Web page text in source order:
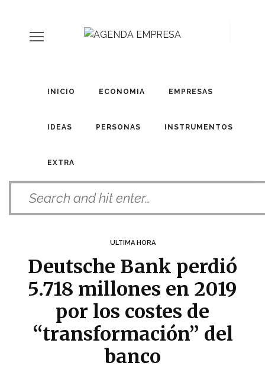
INICIO ECONOMIA EMPRESAS
IDEAS PERSONAS INSTRUMENTOS
EXTRA
ULTIMA HORA
Deutsche Bank perdió
5.718 millones en 2019
por los costes de
“transformación” del
banco